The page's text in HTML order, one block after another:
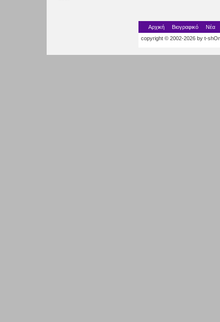
Αρχική Βιογραφικό
Νέα
copyright © 2002-2026 by t-